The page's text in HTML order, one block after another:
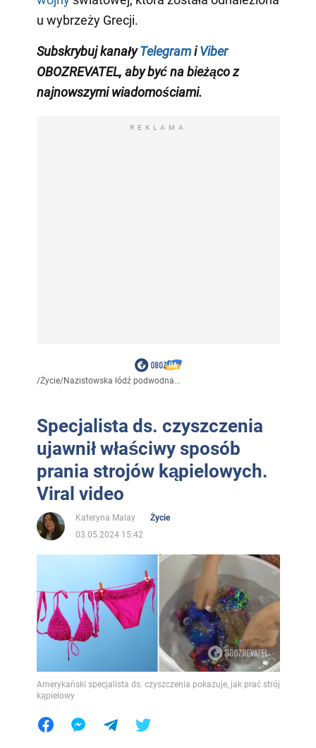
u wybrzeży Grecji.
Subskrybuj kanałyTelegramiViber
OBOZREVATEL, aby być na bieżąco z
najnowszymi wiadomościami.
REKLAMA
/Życie/Nazistowska łódź podwodna...
Specjalista ds. czyszczenia
ujawnił właściwy sposób
prania strojów kąpielowych.
Viral video
Kateryna Malay
Życie
03.05.2024 15:42
Amerykański specjalista ds. czyszczenia pokazuje, jak prać strój
kąpielowy